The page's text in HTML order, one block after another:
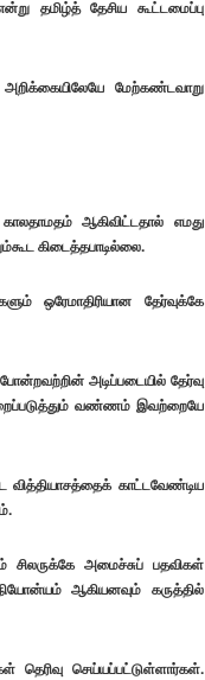
தமிழ்த் தேசிய கூட்டமைப்பு
மேற்கண்டவாறு
ஆகிவிட்டதால் எமது
கிடைத்தபாடில்லை.
ஒரேமாதிரியான தேர்வுக்கே
அடிப்படையில் தேர்வு
வண்ணம் இவற்றையே
வித்தியாசத்தைக் காட்டவேண்டிய
சிலருக்கே அமைச்சுப் பதவிகள்
ஆகியனவும் கருத்தில்
தெரிவு செய்யப்பட்டுள்ளார்கள்.